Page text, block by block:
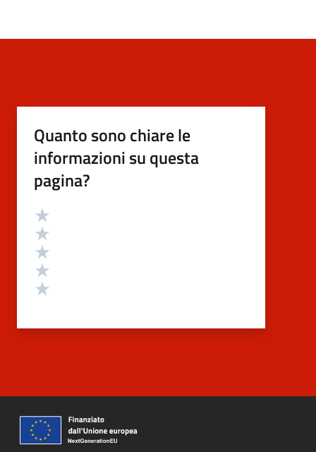
Quanto sono chiare le
informazioni su questa
pagina?
Valutazione